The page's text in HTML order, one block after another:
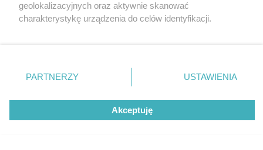
geolokalizacyjnych oraz aktywnie skanować
charakterystykę urządzenia do celów identyfikacji.
zmienić/wycofać klikając przycisk ustawień prywatności
znajdujący się w lewym dolnym rogu strony
rodzaje przetwarzania danych nie wymagają zgody
użytkownika, ale masz prawo sprzeciwić się takiemu
przetwarzaniu. Preferencje będą miały zastosowania tylko
PARTNERZY USTAWIENIA
Akceptuję